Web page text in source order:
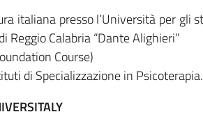
italiana presso l’Università per gli
Reggio Calabria “Dante Alighieri”
Course)
di Specializzazione in Psicoterapia.